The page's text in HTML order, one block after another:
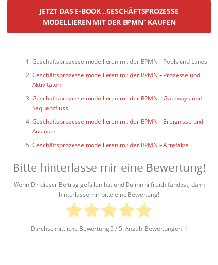
JETZT DAS E-BOOK „GESCHÄFTSPROZESSE
MODELLIEREN MIT DER BPMN“ KAUFEN
Geschäftsprozesse modellieren mit der BPMN – Pools und Lanes
Geschäftsprozesse modellieren mit der BPMN – Prozesse und
Aktivitäten
Geschäftsprozesse modellieren mit der BPMN – Gateways und
Sequenzfluss
Geschäftsprozesse modellieren mit der BPMN – Ereignisse und
Auslöser
Geschäftsprozesse modellieren mit der BPMN – Artefakte
Bitte hinterlasse mir eine Bewertung!
Wenn Dir dieser Beitrag gefallen hat und Du ihn hilfreich fandest, dann
hinterlasse mir bitte eine Bewertung!
Durchschnittliche Bewertung 5 / 5. Anzahl Bewertungen: 1